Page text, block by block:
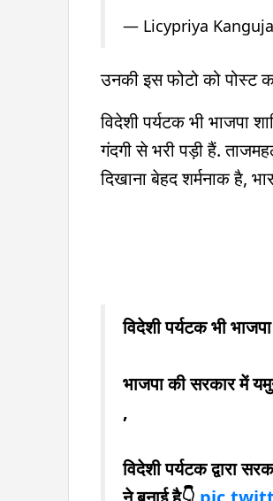
— Licypriya
उनकी इस फोटो को पोस्ट
विदेशी पर्यटक भी भाजपा
गंदगी से भरी पड़ी हैं.
दिखाना बेहद शर्मनाक है,
विदेशी पर्यटक भी
भाजपा की सरकार में
,
विदेशी पर्यटक द्वारा